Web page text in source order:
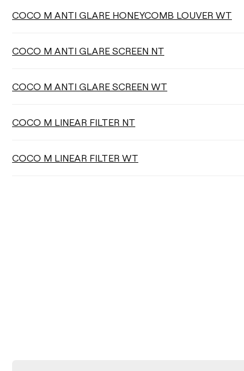
COCO M ANTI GLARE HONEYCOMB LOUVER WT
COCO M ANTI GLARE SCREEN NT
COCO M ANTI GLARE SCREEN WT
COCO M LINEAR FILTER NT
COCO M LINEAR FILTER WT